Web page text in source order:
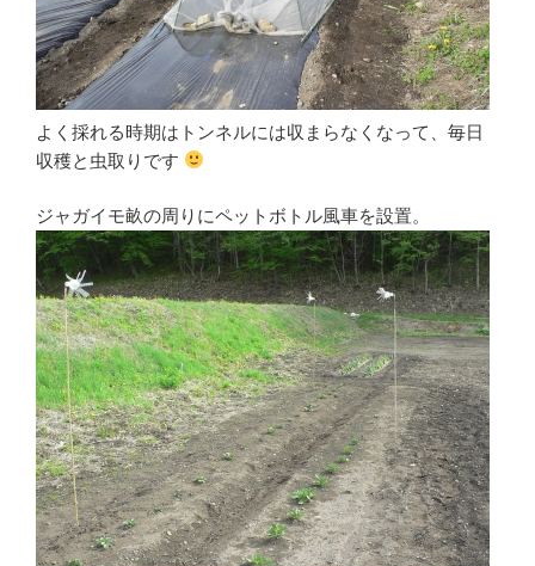
よく採れる時期はトンネルには収まらなくなって、毎日
収穫と虫取りです
ジャガイモ畝の周りにペットボトル風車を設置。